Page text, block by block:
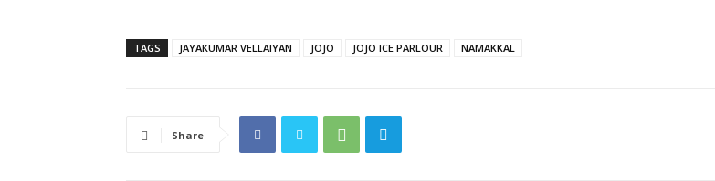
TAGS JAYAKUMAR VELLAIYAN JOJO JOJO ICE PARLOUR NAMAKKAL
Share